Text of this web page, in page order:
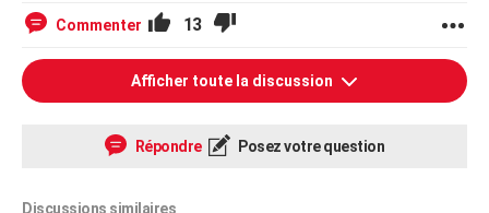
Commenter 13
Afficher toute la discussion
Répondre Posez votre question
Discussions similaires